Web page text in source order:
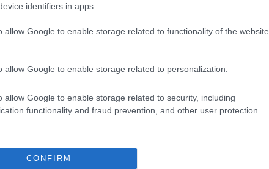
identifiers in apps.
allow Google to enable storage related to functionality of the website
allow Google to enable storage related to personalization.
allow Google to enable storage related to security, including
functionality and fraud prevention, and other user protection.
CONFIRM
IMRÉÉK SOROZATÁVAL, A TV2
FORDUL RÁ AZ